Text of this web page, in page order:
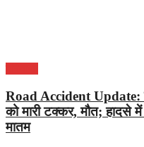
Road Accident Update:
को मारी टक्कर, मौत; हादसे
मातम